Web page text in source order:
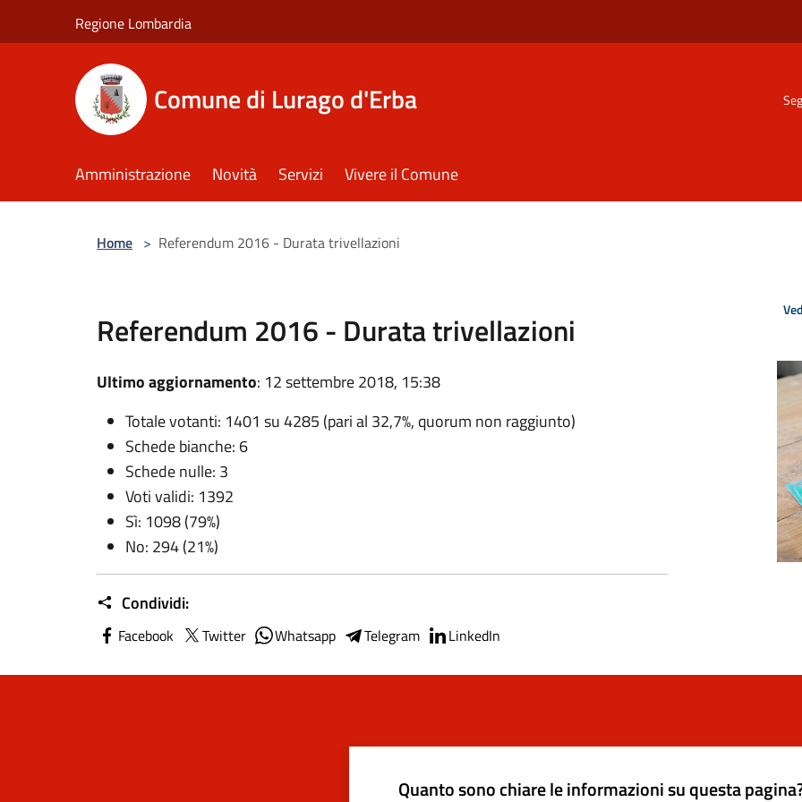
Regione Lombardia
Comune di Lurago d'Erba
Amministrazione Novità Servizi Vivere il Comune
Home > Referendum 2016 - Durata trivellazioni
Referendum 2016 - Durata trivellazioni
Ultimo aggiornamento: 12 settembre 2018, 15:38
Totale votanti: 1401 su 4285 (pari al 32,7%, quorum non raggiunto)
Schede bianche: 6
Schede nulle: 3
Voti validi: 1392
Sì: 1098 (79%)
No: 294 (21%)
Condividi:
Facebook Twitter Whatsapp Telegram LinkedIn
Quanto sono chiare le informazioni su questa